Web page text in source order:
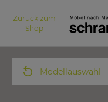
Zurück zum
Shop
Modellauswahl